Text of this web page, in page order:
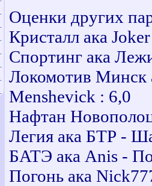
Оценки других
Кристалл ака
Спортинг ака
Локомотив Минск
Menshevick : 6,0
Нафтан
Легия ака БТР -
БАТЭ ака Anis -
Погонь ака